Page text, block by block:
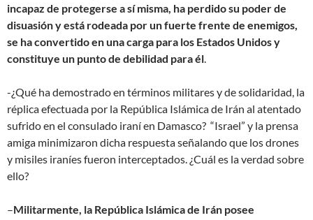
incapaz de protegerse a sí misma, ha perdido su poder de
disuasión y está rodeada por un fuerte frente de enemigos,
se ha convertido en una carga para los Estados Unidos y
constituye un punto de debilidad para él
-¿Qué ha demostrado en términos militares y de solidaridad, la
réplica efectuada por la República Islámica de Irán al atentado
sufrido en el consulado iraní en Damasco? “Israel” y la prensa
amiga minimizaron dicha respuesta señalando que los drones
y misiles iraníes fueron interceptados. ¿Cuál es la verdad sobre
ello?
–Militarmente, la República Islámica de Irán posee